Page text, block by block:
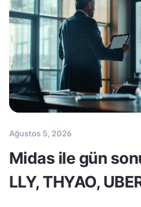
Ağustos 5, 2026
Midas ile gün
LLY, THYAO,